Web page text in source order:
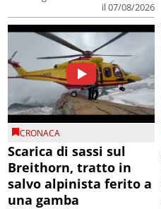
il 07/08/2026
CRONACA
Scarica di sassi sul
Breithorn, tratto in
salvo alpinista ferito a
una gamba